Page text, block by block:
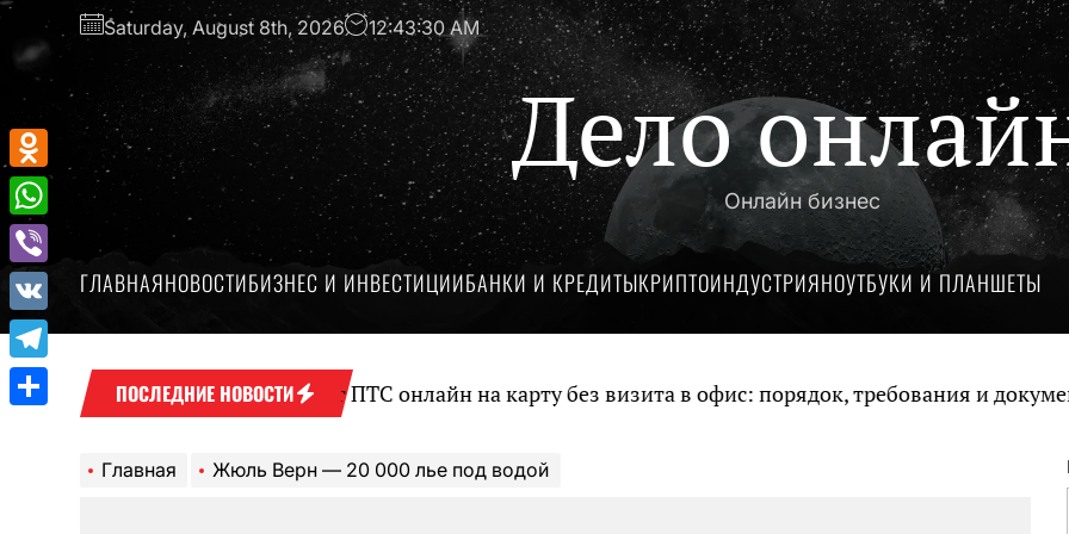
Перейти
содержимому
Saturday, August 8th, 2026 12:43:31 AM
Дело
Онлайн бизнес
ГЛАВНАЯНОВОСТИБИЗНЕС И ИНВЕСТИЦИИБАНКИ И КРЕДИТЫКРИПТОИНДУСТРИЯНОУТБУКИ И ПЛАНШЕТЫ
ПОСЛЕДНИЕ НОВОСТИ
Оформление займа под залог ПТС онлайн на карту без визита в офис: порядок, требования и документы
Главная Жюль Верн — 20 000 лье под водой
Odnoklassniki
WhatsApp
Viber
VK
Telegram
Отправить